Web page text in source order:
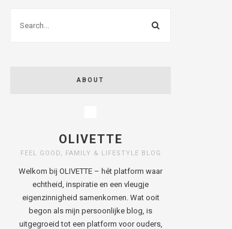
ABOUT
OLIVETTE
FEEL GOOD, FAMILY & LIFESTYLE BLOG
Welkom bij OLIVETTE – hét platform waar
echtheid, inspiratie en een vleugje
eigenzinnigheid samenkomen. Wat ooit
begon als mijn persoonlijke blog, is
uitgegroeid tot een platform voor ouders,